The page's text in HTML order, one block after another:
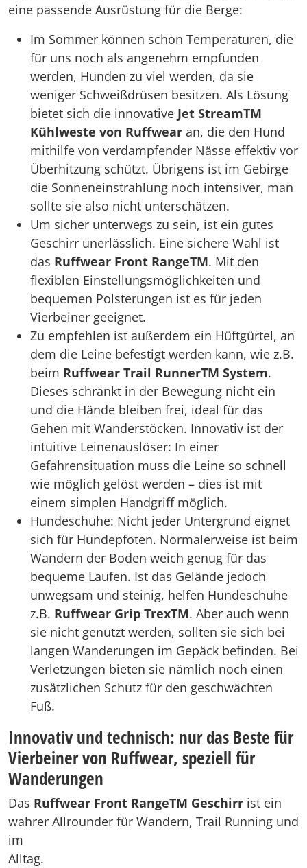
eine passende Ausrüstung für die Berge:
Im Sommer können schon Temperaturen, die
für uns noch als angenehm empfunden
werden, Hunden zu viel werden, da sie
weniger Schweißdrüsen besitzen. Als Lösung
bietet sich die innovative Jet StreamTM
Kühlweste von Ruffwear an, die den Hund
mithilfe von verdampfender Nässe effektiv vor
Überhitzung schützt. Übrigens ist im Gebirge
die Sonneneinstrahlung noch intensiver, man
sollte sie also nicht unterschätzen.
Um sicher unterwegs zu sein, ist ein gutes
Geschirr unerlässlich. Eine sichere Wahl ist
das Ruffwear Front RangeTM. Mit den
flexiblen Einstellungsmöglichkeiten und
bequemen Polsterungen ist es für jeden
Vierbeiner geeignet.
Zu empfehlen ist außerdem ein Hüftgürtel, an
dem die Leine befestigt werden kann, wie z.B.
beim Ruffwear Trail RunnerTM System.
Dieses schränkt in der Bewegung nicht ein
und die Hände bleiben frei, ideal für das
Gehen mit Wanderstöcken. Innovativ ist der
intuitive Leinenauslöser: In einer
Gefahrensituation muss die Leine so schnell
wie möglich gelöst werden – dies ist mit
einem simplen Handgriff möglich.
Hundeschuhe: Nicht jeder Untergrund eignet
sich für Hundepfoten. Normalerweise ist beim
Wandern der Boden weich genug für das
bequeme Laufen. Ist das Gelände jedoch
unwegsam und steinig, helfen Hundeschuhe
z.B. Ruffwear Grip TrexTM. Aber auch wenn
sie nicht genutzt werden, sollten sie sich bei
langen Wanderungen im Gepäck befinden. Bei
Verletzungen bieten sie nämlich noch einen
zusätzlichen Schutz für den geschwächten
Fuß.
Innovativ und technisch: nur das Beste für
Vierbeiner von Ruffwear, speziell für
Wanderungen
Das Ruffwear Front RangeTM Geschirr ist ein
wahrer Allrounder für Wandern, Trail Running und
im
Alltag.